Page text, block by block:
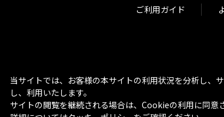
ご利用ガイド
当サイトでは、お客様の本サイトの利用状況を分析し、
し、利用いたします。
サイトの閲覧を継続される場合は、Cookieの利用に同意